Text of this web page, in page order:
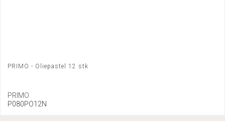
PRIMO - Oliepastel 12 stk
PRIMO
P080PO12N